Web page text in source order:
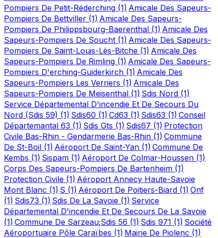
Pompiers De Petit-Réderching (1) Amicale Des Sapeurs-
Pompiers De Bettviller (1) Amicale Des Sapeurs-
Pompiers De Philippsbourg-Baerenthal (1) Amicale Des
Sapeurs-Pompiers De Soucht (1) Amicale Des Sapeurs-
Pompiers De Saint-Louis-Lès-Bitche (1) Amicale Des
Sapeurs-Pompiers De Rimling (1) Amicale Des Sapeurs-
Pompiers D'erching-Guiderkirch (1) Amicale Des
Sapeurs-Pompiers Les Verriers (1) Amicale Des
Sapeurs-Pompiers De Meisenthal (1) Sdis Nord (1)
Service Départemental D'incendie Et De Secours Du
Nord (Sdis 59) (1) Sdis60 (1) Cd63 (1) Sdis63 (1) Conseil
Départemantal 63 (1) Sdis Gts (1) Sdis67 (1) Protection
Civile Bas-Rhin - Gendarmerie Bas-Rhin (1) Commune
De St-Boil (1) Aéroport De Saint-Yan (1) Commune De
Kembs (1) Sispam (1) Aéroport De Colmar-Houssen (1)
Corps Des Sapeurs-Pompiers De Bartenheim (1)
Protection Civile (1) Aéroport Annecy Haute-Savoie
Mont Blanc (1) S (1) Aéroport De Poitiers-Biard (1) Onf
(1) Sdis73 (1) Sdis De La Savoie (1) Service
Départemental D'incendie Et De Secours De La Savoie
(1) Commune De Sarzeau;Sdis 56 (1) Sdis 971 (1) Société
Aéroportuaire Pôle Caraïbes (1) Mairie De Piolenc (1)